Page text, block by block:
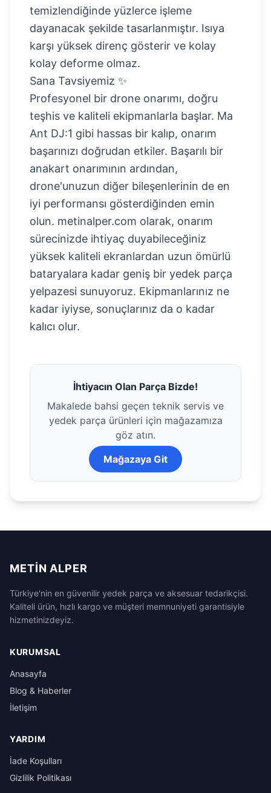
temizlendiğinde yüzlerce işleme
dayanacak şekilde tasarlanmıştır. Isıya
karşı yüksek direnç gösterir ve kolay
kolay deforme olmaz.
Sana Tavsiyemiz ✨
Profesyonel bir drone onarımı, doğru
teşhis ve kaliteli ekipmanlarla başlar. Ma
Ant DJ:1 gibi hassas bir kalıp, onarım
başarınızı doğrudan etkiler. Başarılı bir
anakart onarımının ardından,
drone'unuzun diğer bileşenlerinin de en
iyi performansı gösterdiğinden emin
olun. metinalper.com olarak, onarım
sürecinizde ihtiyaç duyabileceğiniz
yüksek kaliteli ekranlardan uzun ömürlü
bataryalara kadar geniş bir yedek parça
yelpazesi sunuyoruz. Ekipmanlarınız ne
kadar iyiyse, sonuçlarınız da o kadar
kalıcı olur.
İhtiyacın Olan Parça Bizde!
Makalede bahsi geçen teknik servis ve
yedek parça ürünleri için mağazamıza
göz atın.
Mağazaya Git
METIN ALPER
Türkiye'nin en güvenilir yedek parça ve aksesuar tedarikçisi.
Kaliteli ürün, hızlı kargo ve müşteri memnuniyeti garantisiyle
hizmetinizdeyiz.
KURUMSAL
Anasayfa
Blog & Haberler
İletişim
YARDIM
İade Koşulları
Gizlilik Politikası